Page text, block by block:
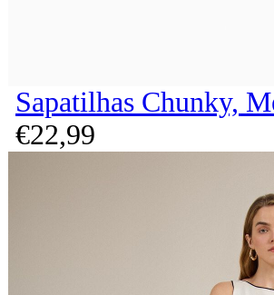
Sapatilhas Chunky,
€22,99